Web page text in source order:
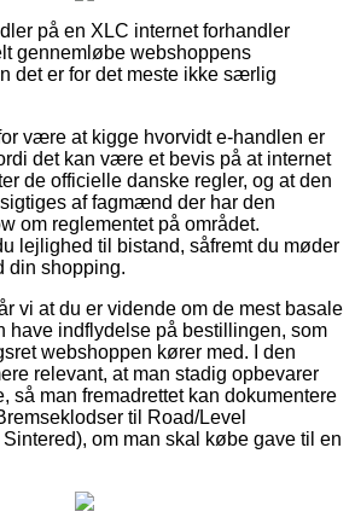
på en XLC internet forhandler
gennemløbe webshoppens
det er for det meste ikke særlig
være at kigge hvorvidt e-handlen er
det kan være et bevis på at internet
de officielle danske regler, og at den
af fagmænd der har den
om reglementet på området.
lejlighed til bistand, såfremt du møder
din shopping.
vi at du er vidende om de mest basale
have indflydelse på bestillingen, som
webshoppen kører med. I den
relevant, at man stadig opbevarer
så man fremadrettet kan dokumentere
til Road/Level
om man skal købe gave til en